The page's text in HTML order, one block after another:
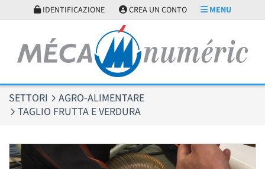
IDENTIFICAZIONE CREA UN CONTO MENU
SETTORI
AGRO-ALIMENTARE
TAGLIO FRUTTA E VERDURA
Pannello di gestione dei cookies